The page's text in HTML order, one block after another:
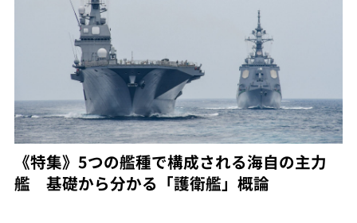
《特集》5つの艦種で構成される海自の主力
艦 基礎から分かる「護衛艦」概論